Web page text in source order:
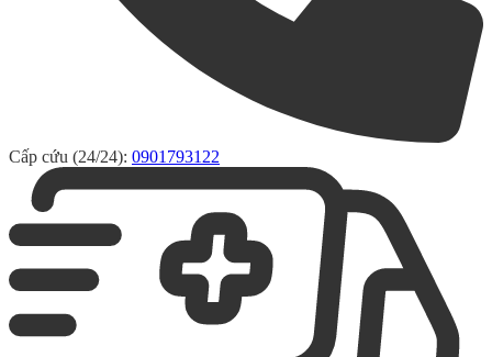
Cấp cứu (24/24): 0901793122